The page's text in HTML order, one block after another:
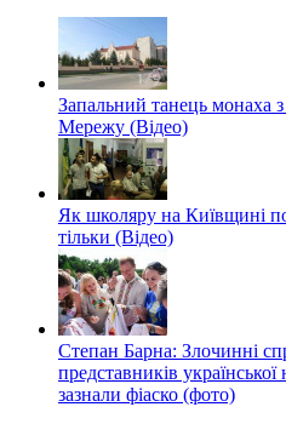
Запальний танець монаха
Мережу (Відео)
Як школяру на Київщині
тільки (Відео)
Степан Барна: Злочинні
представників
зазнали фіаско (фото)